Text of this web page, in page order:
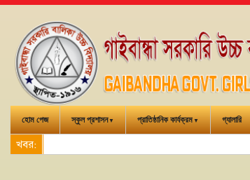
হোম পেজ স্কুল প্রশাসন প্রাতিষ্ঠানিক কার্যক্রম গ্যালারি
খবর: